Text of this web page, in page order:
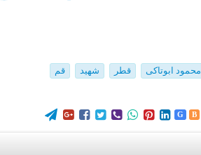
محمود ابوتاکی قطر شهید قم
        G B